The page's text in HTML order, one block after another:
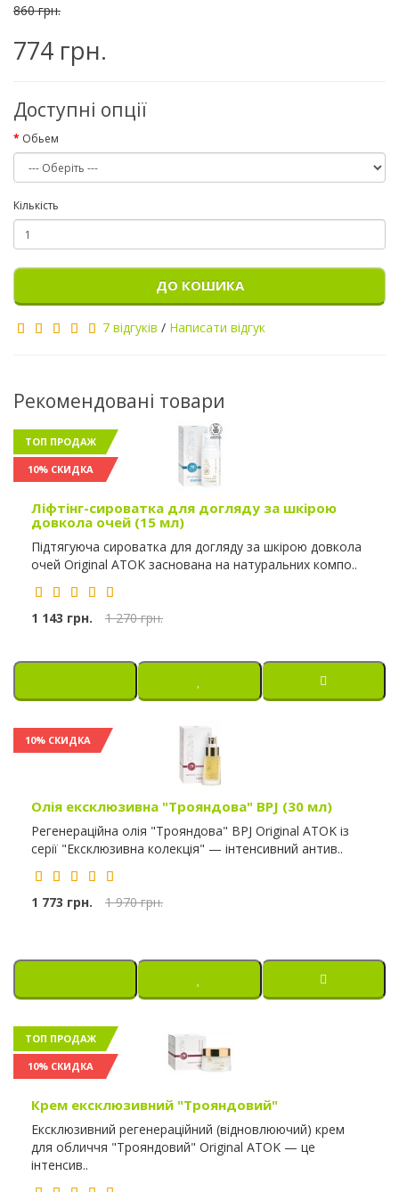
860 грн.
774 грн.
Доступні опції
Обьем
Кількість
ДО КОШИКА
7 відгуків / Написати відгук
Рекомендовані товари
ТОП ПРОДАЖ
10% СКИДКА
Ліфтінг-сироватка для догляду за шкірою
довкола очей (15 мл)
Підтягуюча сироватка для догляду за шкірою довкола
очей Original ATOK заснована на натуральних компо..
1 143 грн. 1 270 грн.
10% СКИДКА
Олія ексклюзивна "Трояндова" BPJ (30 мл)
Регенераційна олія "Трояндова" BPJ Original ATOK із
серії "Ексклюзивна колекція" — інтенсивний антив..
1 773 грн. 1 970 грн.
ТОП ПРОДАЖ
10% СКИДКА
Крем ексклюзивний "Трояндовий"
Ексклюзивний регенераційний (відновлюючий) крем
для обличчя "Трояндовий" Original ATOK — це
інтенсив..